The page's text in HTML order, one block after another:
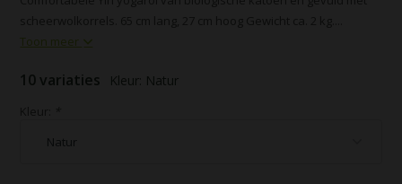
Toon meer
10 variaties Kleur: Natur